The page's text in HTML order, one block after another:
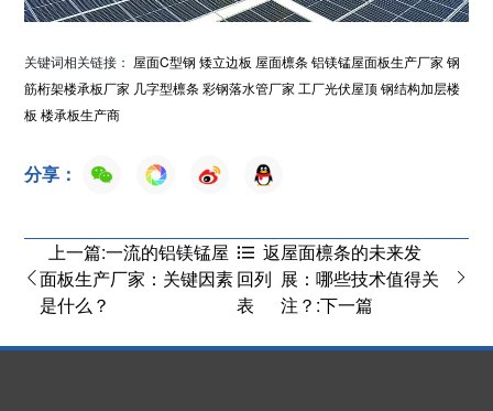
关键词相关链接： 屋面C型钢 矮立边板 屋面檩条 铝镁锰屋面板生产厂家 钢
筋桁架楼承板厂家 几字型檩条 彩钢落水管厂家 工厂光伏屋顶 钢结构加层楼
板 楼承板生产商
分享：
上一篇:一流的铝镁锰屋
面板生产厂家：关键因素
是什么？
返
回列
表
屋面檩条的未来发
展：哪些技术值得关
注？:下一篇